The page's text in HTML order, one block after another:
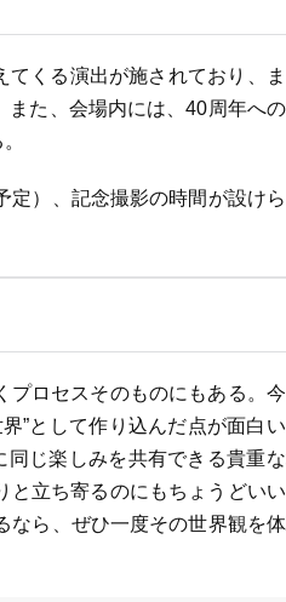
くる演出が施されており、
た、会場内には、40周年へ
定）、記念撮影の時間が設け
プロセスそのものにもある。今
”として作り込んだ点が面白い
じ楽しみを共有できる貴重
立ち寄るのにもちょうどいい
なら、ぜひ一度その世界観を